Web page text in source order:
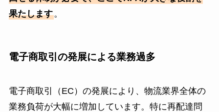
果たします。
電子商取引の発展による業務過多
電子商取引（EC）の発展により、物流業界全体の
業務負荷が大幅に増加しています。特に再配達問